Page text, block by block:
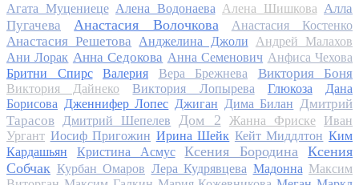
Агата Муцениеце Алена Водонаева Алена Шишкова Алла
Пугачева
Анастасия Волочкова Анастасия Костенко
Анастасия Решетова Анджелина Джоли
Андрей Малахов
Ани Лорак Анна Седокова Анна Семенович Анфиса Чехова
Бритни Спирс
Валерия Вера Брежнева Виктория Боня
Виктория Дайнеко Виктория Лопырева Глюкоза
Дана
Борисова Дженнифер Лопес Джиган Дима Билан Дмитрий
Тарасов
Дмитрий Шепелев Дом 2 Жанна Фриске
Иван
Ургант Иосиф Пригожин Ирина Шейк Кейт Миддлтон Ким
Кардашьян
Кристина Асмус Ксения Бородина
Ксения
Собчак Курбан Омаров Лера Кудрявцева Мадонна Максим